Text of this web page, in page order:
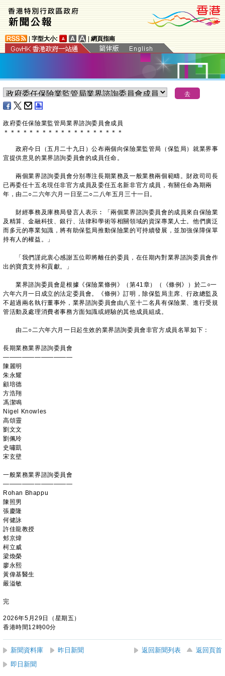
字型大小: 網頁指南
​政府委任保險業監管局業界諮詢委員會成員
＊ ＊ ＊ ＊ ＊ ＊ ＊ ＊ ＊ ＊ ＊ ＊ ＊ ＊ ＊ ＊ ＊ ＊ ＊
政府今日（五月二十九日）公布兩個向保險業監管局（保監局）就業界事
宜提供意見的業界諮詢委員會的成員任命。
兩個業界諮詢委員會分别專注長期業務及一般業務兩個範疇。財政司司長
已再委任十五名現任非官方成員及委任五名新非官方成員，有關任命為期兩
年，由二○二六年六月一日至二○二八年五月三十一日。
財經事務及庫務局發言人表示︰「兩個業界諮詢委員會的成員來自保險業
及精算、金融科技、銀行、法律和學術等相關領域的資深專業人士。他們廣泛
而多元的專業知識，將有助保監局推動保險業的可持續發展，並加強保障保單
持有人的權益。」
「我們謹此衷心感謝五位即將離任的委員，在任期內對業界諮詢委員會作
出的寶貴支持和貢獻。」
業界諮詢委員會是根據《保險業條例》（第41章）（《條例》）於二○一
六年六月一日成立的法定委員會。《條例》訂明，除保監局主席、行政總監及
不超過兩名執行董事外，業界諮詢委員會由八至十二名具有保險業、進行受規
管活動及處理消費者事務方面知識或經驗的其他成員組成。
由二○二六年六月一日起生效的業界諮詢委員會非官方成員名單如下：
長期業務業界諮詢委員會
———————————
陳麗明
朱永耀
顧培德
方浩翔
馮潔鳴
Nigel Knowles
高頌靈
劉文文
劉佩玲
史嘯凱
宋玄壁
一般業務業界諮詢委員會
———————————
Rohan Bhappu
陳照男
張慶隆
何健詠
許佳龍教授
郟京煒
柯立威
梁煥榮
廖永熙
黃偉基醫生
嚴溢敏
完
2026年5月29日（星期五）
香港時間12時00分
新聞資料庫 昨日新聞 返回新聞列表
返回頁首
即日新聞